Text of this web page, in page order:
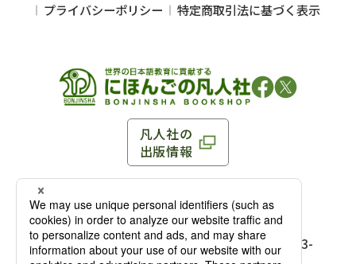
凡人社の
出版情報
〒102-0093 東京都千代田区平河町 1-3-13 8F
TEL：03-3263-3959／FAX：03-3263-3116
〒102-0093 東京都千代田区平河町1-3-
プライバシーポリシー
特定商取引法に基づく表示